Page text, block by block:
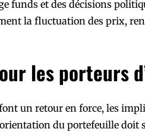
funds et des décisions
la fluctuation des prix,
les porteurs
un retour en force, les
du portefeuille doit